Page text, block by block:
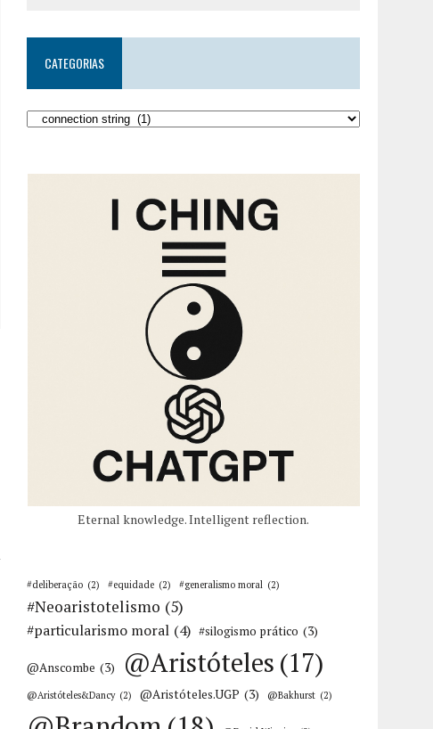
CATEGORIAS
Eternal knowledge. Intelligent reflection.
#deliberação (2) #equidade (2) #generalismo moral (2)
#Neoaristotelismo (5)
#particularismo moral (4) #silogismo prático (3)
@Anscombe (3) @Aristóteles (17)
@Aristóteles&Dancy (2) @Aristóteles.UGP (3) @Bakhurst (2)